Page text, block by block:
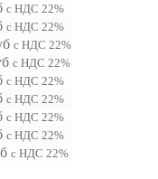
с НДС 22%
с НДС 22%
с НДС 22%
с НДС 22%
с НДС 22%
с НДС 22%
с НДС 22%
с НДС 22%
с НДС 22%